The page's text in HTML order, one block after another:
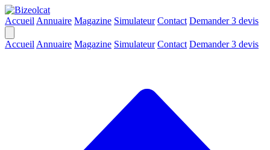
Accueil Annuaire Magazine Simulateur Contact Demander 3 devis
Accueil Annuaire Magazine Simulateur Contact Demander 3 devis